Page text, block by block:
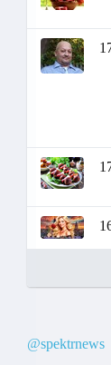
@spektrnews